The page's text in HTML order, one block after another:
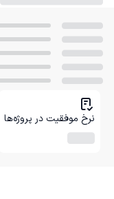
نرخ موفقیت در پروژه‌ها